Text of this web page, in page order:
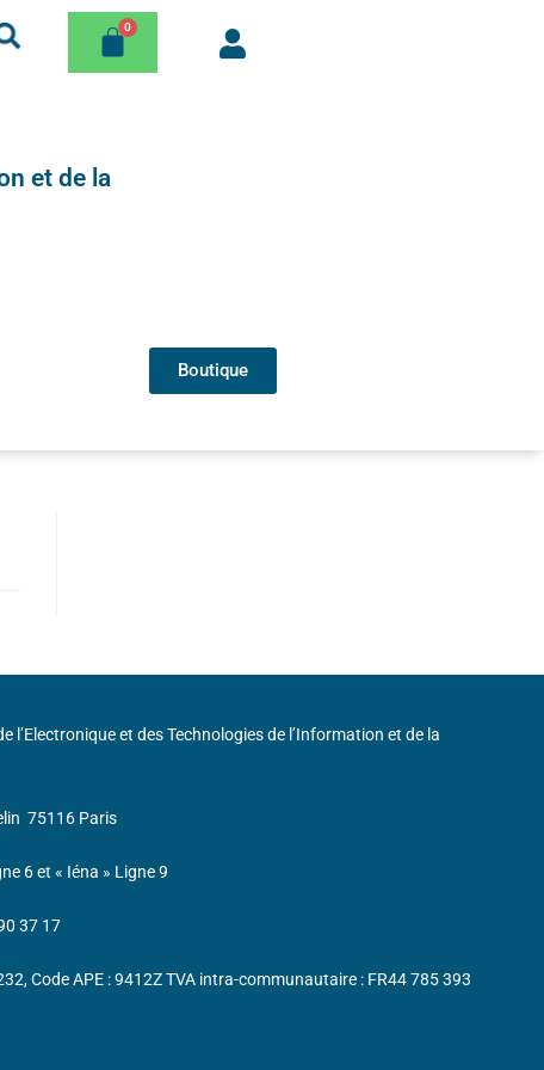
et de la
Boutique
l’Electronique et des Technologies de l’Information et de la
75116 Paris
6 et « Iéna » Ligne 9
37 17
Code APE : 9412Z TVA intra-communautaire : FR44 785 393